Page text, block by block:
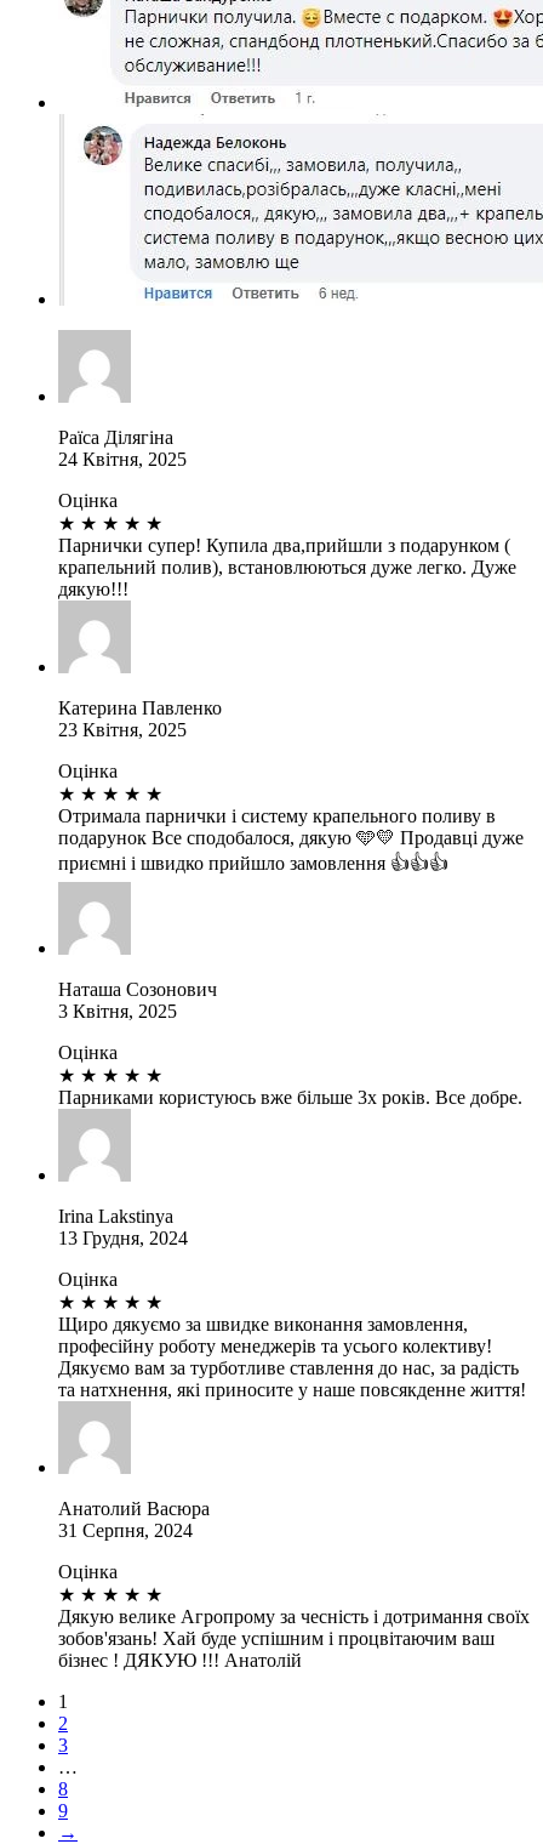
Раїса Ділягіна
24 Квітня, 2025
Оцінка
★ ★ ★ ★ ★
Парнички супер! Купила два,прийшли з подарунком (
крапельний полив), встановлюються дуже легко. Дуже
дякую!!!
Катерина Павленко
23 Квітня, 2025
Оцінка
★ ★ ★ ★ ★
Отримала парнички і систему крапельного поливу в
подарунок Все сподобалося, дякую 🩵💛 Продавці дуже
приємні і швидко прийшло замовлення 👍👍👍
Наташа Созонович
3 Квітня, 2025
Оцінка
★ ★ ★ ★ ★
Парниками користуюсь вже більше 3х років. Все добре.
Irina Lakstinya
13 Грудня, 2024
Оцінка
★ ★ ★ ★ ★
Щиро дякуємо за швидке виконання замовлення,
професійну роботу менеджерів та усього колективу!
Дякуємо вам за турботливе ставлення до нас, за радість
та натхнення, які приносите у наше повсякденне життя!
Анатолий Васюра
31 Серпня, 2024
Оцінка
★ ★ ★ ★ ★
Дякую велике Агропрому за чесність і дотримання своїх
зобов'язань! Хай буде успішним і процвітаючим ваш
бізнес ! ДЯКУЮ !!! Анатолій
1
2
3
…
8
9
→